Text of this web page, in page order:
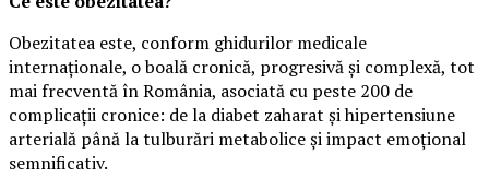
Obezitatea este, conform ghidurilor medicale
internaționale, o boală cronică, progresivă și complexă, tot
mai frecventă în România, asociată cu peste 200 de
complicații cronice: de la diabet zaharat și hipertensiune
arterială până la tulburări metabolice și impact emoțional
semnificativ.